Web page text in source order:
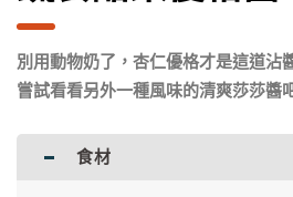
別用動物奶了，杏仁優格才是這道沾
嘗試看看另外一種風味的清爽莎莎醬
食材